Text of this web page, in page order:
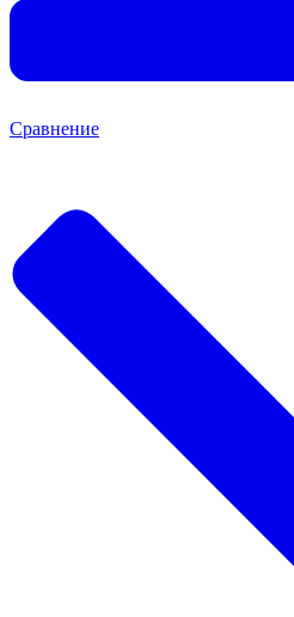
Сравнение